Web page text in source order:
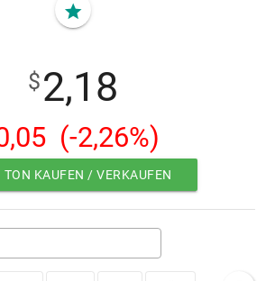
star
$2,18
(-2,26%)
TON KAUFEN / VERKAUFEN